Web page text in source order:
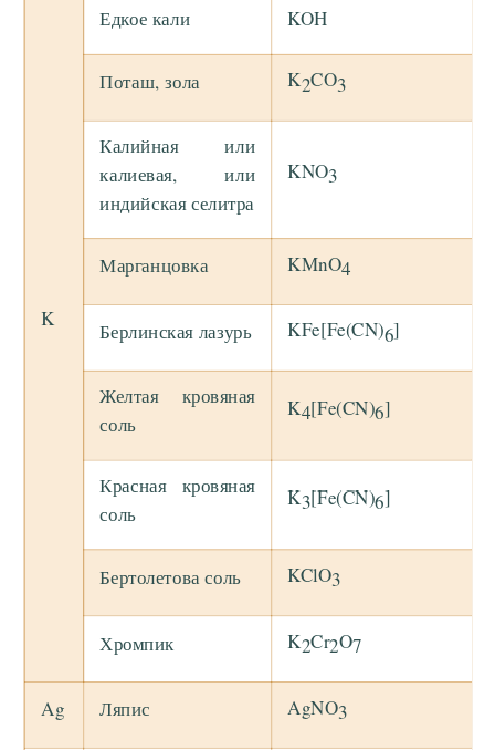
K
Едкое кали KOH
Поташ, зола K2CO3
Калийная или
калиевая, или
индийская селитра
KNO3
Марганцовка KMnO4
Берлинская лазурь KFe[Fe(CN)6]
Желтая кровяная
соль
K4[Fe(CN)6]
Красная кровяная
соль
K3[Fe(CN)6]
Бертолетова соль KClO3
Хромпик K2Cr2O7
Ag Ляпис AgNO3